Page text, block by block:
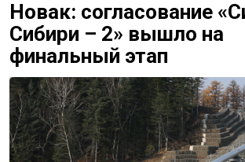
Новак: согласование
Сибири – 2» вышло на
финальный этап